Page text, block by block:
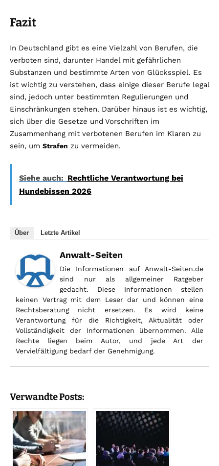
Fazit
In Deutschland gibt es eine Vielzahl von Berufen, die
verboten sind, darunter Handel mit gefährlichen
Substanzen und bestimmte Arten von Glücksspiel. Es
ist wichtig zu verstehen, dass einige dieser Berufe legal
sind, jedoch unter bestimmten Regulierungen und
Einschränkungen stehen. Darüber hinaus ist es wichtig,
sich über die Gesetze und Vorschriften im
Zusammenhang mit verbotenen Berufen im Klaren zu
sein, um Strafen zu vermeiden.
Siehe auch: Rechtliche Verantwortung bei
Hundebissen 2026
Über Letzte Artikel
Anwalt-Seiten
Die Informationen auf Anwalt-Seiten.de
sind nur als allgemeiner Ratgeber
gedacht. Diese Informationen stellen
keinen Vertrag mit dem Leser dar und können eine
Rechtsberatung nicht ersetzen. Es wird keine
Verantwortung für die Richtigkeit, Aktualität oder
Vollständigkeit der Informationen übernommen. Alle
Rechte liegen beim Autor, und jede Art der
Vervielfältigung bedarf der Genehmigung.
Verwandte Posts: